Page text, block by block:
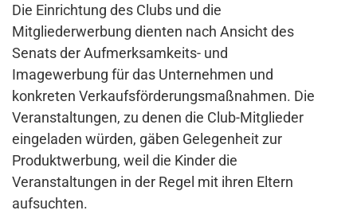
Die Einrichtung des Clubs und die
Mitgliederwerbung dienten nach Ansicht des
Senats der Aufmerksamkeits- und
Imagewerbung für das Unternehmen und
konkreten Verkaufsförderungsmaßnahmen. Die
Veranstaltungen, zu denen die Club-Mitglieder
eingeladen würden, gäben Gelegenheit zur
Produktwerbung, weil die Kinder die
Veranstaltungen in der Regel mit ihren Eltern
aufsuchten.